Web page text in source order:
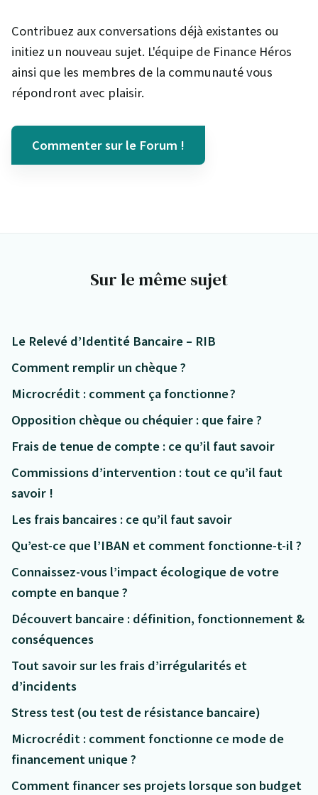
Contribuez aux conversations déjà existantes ou
initiez un nouveau sujet. L'équipe de Finance Héros
ainsi que les membres de la communauté vous
répondront avec plaisir.
Commenter sur le Forum !
Sur le même sujet
Le Relevé d’Identité Bancaire – RIB
Comment remplir un chèque ?
Microcrédit : comment ça fonctionne ?
Opposition chèque ou chéquier : que faire ?
Frais de tenue de compte : ce qu’il faut savoir
Commissions d’intervention : tout ce qu’il faut
savoir !
Les frais bancaires : ce qu’il faut savoir
Qu’est-ce que l’IBAN et comment fonctionne-t-il ?
Connaissez-vous l’impact écologique de votre
compte en banque ?
Découvert bancaire : définition, fonctionnement &
conséquences
Tout savoir sur les frais d’irrégularités et
d’incidents
Stress test (ou test de résistance bancaire)
Microcrédit : comment fonctionne ce mode de
financement unique ?
Comment financer ses projets lorsque son budget